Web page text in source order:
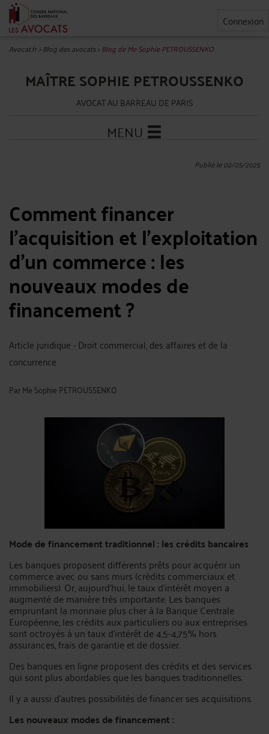
Connexion
Avocat.fr>Blog des avocats>Blog de Me Sophie PETROUSSENKO
MAÎTRE SOPHIE PETROUSSENKO
AVOCAT AU BARREAU DE PARIS
MENU
Publié le 02/05/2025
Comment financer
l’acquisition et l’exploitation
d’un commerce : les
nouveaux modes de
financement ?
Article juridique - Droit commercial, des affaires et de la
concurrence
ParMe Sophie PETROUSSENKO
Mode de financement traditionnel : les crédits bancaires
Les banques proposent différents prêts pour acquérir un
commerce avec ou sans murs (crédits commerciaux et
immobiliers). Or, aujourd’hui, le taux d’intérêt moyen a
augmenté de manière très importante. Les banques
empruntant la monnaie plus cher à la Banque Centrale
Européenne, les crédits aux particuliers ou aux entreprises
sont octroyés à un taux d’intérêt de 4,5-4,75% hors
assurances, frais de garantie et de dossier.
Des banques en ligne proposent des crédits et des services
qui sont plus abordables que les banques traditionnelles.
Il y a aussi d’autres possibilités de financer ses acquisitions.
Les nouveaux modes de financement :